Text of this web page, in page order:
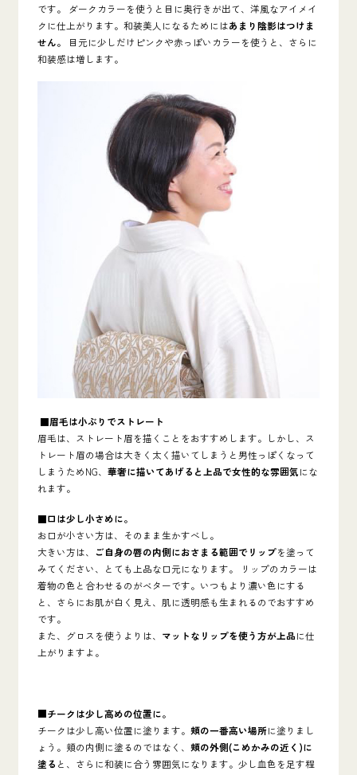
です。
ダークカラーを使うと目に奥行きが出て、洋風なアイメイ
クに仕上がります。和装美人になるためにはあまり陰影はつけま
せん。
目元に少しだけピンクや赤っぽいカラーを使うと、さらに
和装感は増します。
■眉毛は小ぶりでストレート
眉毛は、ストレート眉を描くことをおすすめします。しかし、ス
トレート眉の場合は大きく太く描いてしまうと男性っぽくなって
しまうためNG、 華奢に描いてあげると上品で女性的な雰囲気にな
れます。
■口は少し小さめに。
お口が小さい方は、そのまま生かすべし。
大きい方は、 ご自身の唇の内側におさまる範囲でリップを塗って
みてください、とても上品な口元になります。
リップのカラーは
着物の色と合わせるのがベターです。いつもより濃い色にする
と、さらにお肌が白く見え、肌に透明感も生まれるのでおすすめ
です。
また、グロスを使うよりは、 マットなリップを使う方が上品に仕
上がりますよ。
■チークは少し高めの位置に。
チークは少し高い位置に塗ります。 頬の一番高い場所に塗りまし
ょう。頬の内側に塗るのではなく、 頬の外側(こめかみの近く)に
塗る と、さらに和装に合う雰囲気になります。 少し血色を足す程